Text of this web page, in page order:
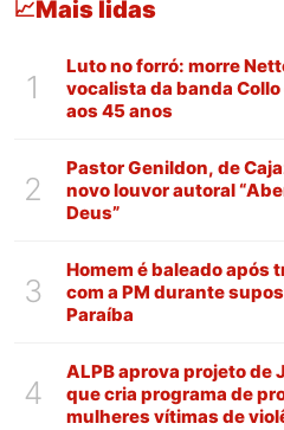
📈Mais lidas
1
Luto no forró: morre
vocalista da banda
aos 45 anos
2
Pastor Genildon, de
novo louvor autoral
Deus”
3
Homem é baleado após
com a PM durante
Paraíba
4
ALPB aprova projeto de
que cria programa de
mulheres vítimas de